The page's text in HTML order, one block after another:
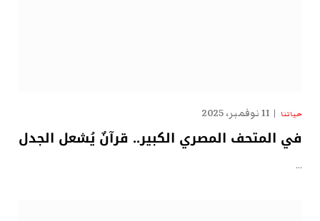
حياتنا 11 نوفمبر، 2025
في المتحف المصري الكبير.. قرآنٌ يُشعل الجدل
…